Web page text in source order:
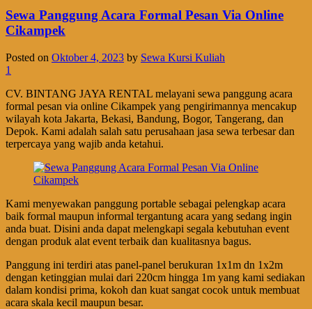
Sewa Panggung Acara Formal Pesan Via Online
Cikampek
Posted on Oktober 4, 2023 by Sewa Kursi Kuliah
1
CV. BINTANG JAYA RENTAL melayani sewa panggung acara
formal pesan via online Cikampek yang pengirimannya mencakup
wilayah kota Jakarta, Bekasi, Bandung, Bogor, Tangerang, dan
Depok. Kami adalah salah satu perusahaan jasa sewa terbesar dan
terpercaya yang wajib anda ketahui.
Kami menyewakan panggung portable sebagai pelengkap acara
baik formal maupun informal tergantung acara yang sedang ingin
anda buat. Disini anda dapat melengkapi segala kebutuhan event
dengan produk alat event terbaik dan kualitasnya bagus.
Panggung ini terdiri atas panel-panel berukuran 1x1m dn 1x2m
dengan ketinggian mulai dari 220cm hingga 1m yang kami sediakan
dalam kondisi prima, kokoh dan kuat sangat cocok untuk membuat
acara skala kecil maupun besar.